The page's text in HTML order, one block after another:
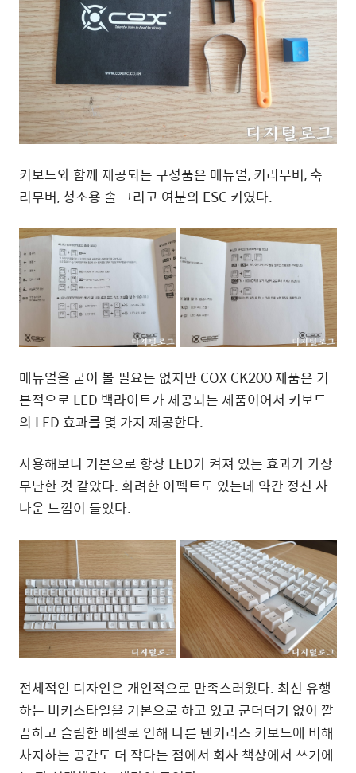
키보드와 함께 제공되는 구성품은 매뉴얼, 키리무버, 축
리무버, 청소용 솔 그리고 여분의 ESC 키였다.
매뉴얼을 굳이 볼 필요는 없지만 COX CK200 제품은 기
본적으로 LED 백라이트가 제공되는 제품이어서 키보드
의 LED 효과를 몇 가지 제공한다.
사용해보니 기본으로 항상 LED가 켜져 있는 효과가 가장
무난한 것 같았다. 화려한 이펙트도 있는데 약간 정신 사
나운 느낌이 들었다.
전체적인 디자인은 개인적으로 만족스러웠다. 최신 유행
하는 비키스타일을 기본으로 하고 있고 군더더기 없이 깔
끔하고 슬림한 베젤로 인해 다른 텐키리스 키보드에 비해
차지하는 공간도 더 작다는 점에서 회사 책상에서 쓰기에